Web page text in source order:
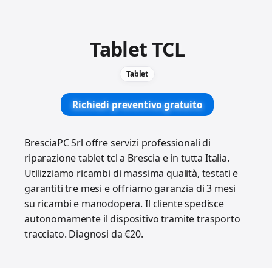
Tablet TCL
Tablet
Richiedi preventivo gratuito
BresciaPC Srl offre servizi professionali di
riparazione tablet tcl a Brescia e in tutta Italia.
Utilizziamo ricambi di massima qualità, testati e
garantiti tre mesi e offriamo garanzia di 3 mesi
su ricambi e manodopera. Il cliente spedisce
autonomamente il dispositivo tramite trasporto
tracciato. Diagnosi da €20.